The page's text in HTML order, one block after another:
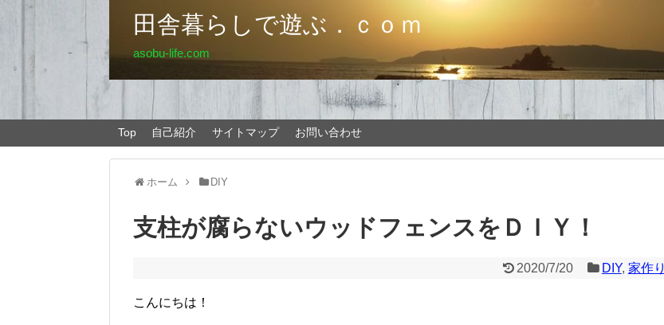
田舎暮らしで遊ぶ．ｃｏｍ
asobu-life.com
Top 自己紹介 サイトマップ お問い合わせ
ホーム DIY
支柱が腐らないウッドフェンスをＤＩＹ！
2020/7/20 DIY, 家作り
こんにちは！